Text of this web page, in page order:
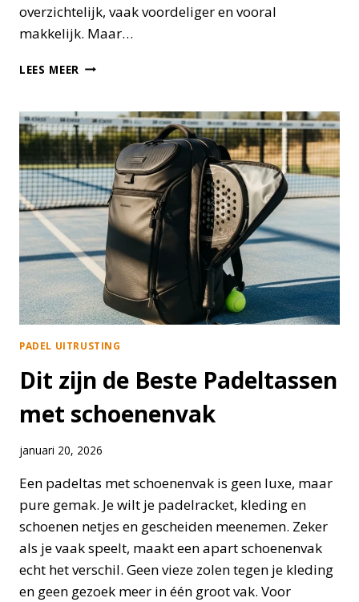
overzichtelijk, vaak voordeliger en vooral
makkelijk. Maar…
LEES MEER PADEL
–
WAAR
LET
JE
OP
EN
WAT
PAST
BIJ
JOU?
PADEL UITRUSTING
Dit zijn de Beste Padeltassen
met schoenenvak
januari 20, 2026
Een padeltas met schoenenvak is geen luxe, maar
pure gemak. Je wilt je padelracket, kleding en
schoenen netjes en gescheiden meenemen. Zeker
als je vaak speelt, maakt een apart schoenenvak
echt het verschil. Geen vieze zolen tegen je kleding
en geen gezoek meer in één groot vak. Voor